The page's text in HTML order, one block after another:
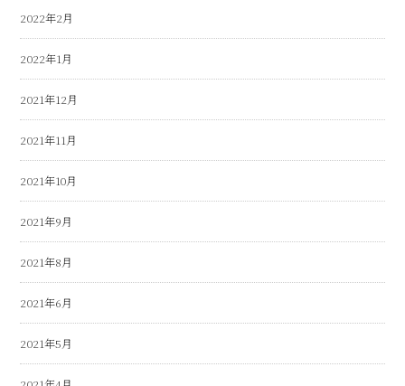
2022年2月
2022年1月
2021年12月
2021年11月
2021年10月
2021年9月
2021年8月
2021年6月
2021年5月